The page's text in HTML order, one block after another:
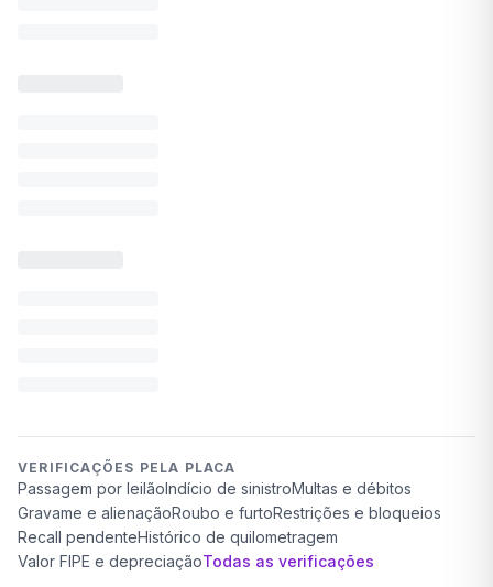
VERIFICAÇÕES PELA PLACA
Passagem por leilãoIndício de sinistroMultas e débitos
Gravame e alienaçãoRoubo e furtoRestrições e bloqueios
Recall pendenteHistórico de quilometragem
Valor FIPE e depreciaçãoTodas as verificações